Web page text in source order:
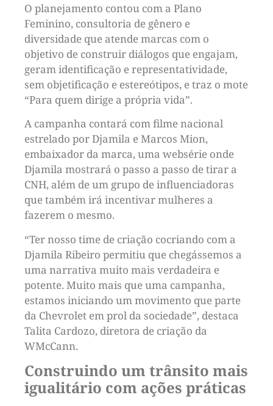
O planejamento contou com a Plano
Feminino, consultoria de gênero e
diversidade que atende marcas com o
objetivo de construir diálogos que engajam,
geram identificação e representatividade,
sem objetificação e estereótipos, e traz o mote
“Para quem dirige a própria vida”.
A campanha contará com filme nacional
estrelado por Djamila e Marcos Mion,
embaixador da marca, uma websérie onde
Djamila mostrará o passo a passo de tirar a
CNH, além de um grupo de influenciadoras
que também irá incentivar mulheres a
fazerem o mesmo.
“Ter nosso time de criação cocriando com a
Djamila Ribeiro permitiu que chegássemos a
uma narrativa muito mais verdadeira e
potente. Muito mais que uma campanha,
estamos iniciando um movimento que parte
da Chevrolet em prol da sociedade”, destaca
Talita Cardozo, diretora de criação da
WMcCann.
Construindo um trânsito mais
igualitário com ações práticas